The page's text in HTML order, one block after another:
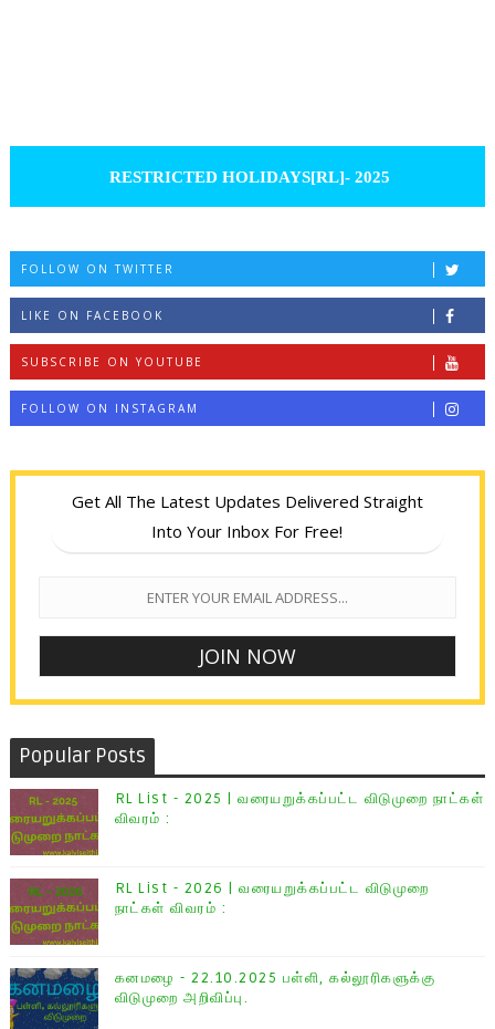
RESTRICTED HOLIDAYS[RL]- 2025
FOLLOW ON TWITTER
LIKE ON FACEBOOK
SUBSCRIBE ON YOUTUBE
FOLLOW ON INSTAGRAM
Get All The Latest Updates Delivered Straight
Into Your Inbox For Free!
Popular Posts
RL List - 2025 | வரையறுக்கப்பட்ட விடுமுறை நாட்கள்
விவரம் :
RL List - 2026 | வரையறுக்கப்பட்ட விடுமுறை
நாட்கள் விவரம் :
கனமழை - 22.10.2025 பள்ளி, கல்லூரிகளுக்கு
விடுமுறை அறிவிப்பு.